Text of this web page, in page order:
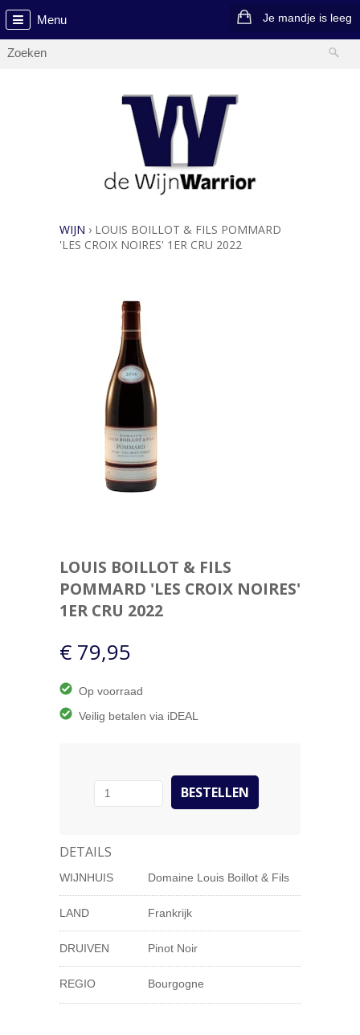
Menu Je mandje is leeg
WIJN › LOUIS BOILLOT & FILS POMMARD
'LES CROIX NOIRES' 1ER CRU 2022
LOUIS BOILLOT & FILS
POMMARD 'LES CROIX NOIRES'
1ER CRU 2022
€ 79,95
Op voorraad
Veilig betalen via iDEAL
DETAILS
WIJNHUIS Domaine Louis Boillot & Fils
LAND Frankrijk
DRUIVEN Pinot Noir
REGIO Bourgogne